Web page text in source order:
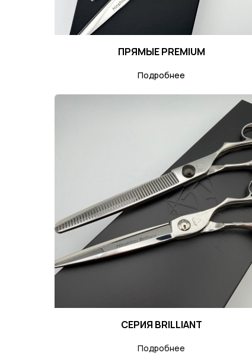
ПРЯМЫЕ PREMIUM
Подробнее
СЕРИЯ BRILLIANT
Подробнее